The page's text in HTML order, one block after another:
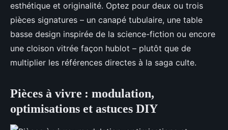
esthétique et originalité. Optez pour deux ou trois
pièces signatures – un canapé tubulaire, une table
basse design inspirée de la science-fiction ou encore
une cloison vitrée façon hublot – plutôt que de
multiplier les références directes à la saga culte.
Pièces à vivre : modulation,
optimisations et astuces DIY